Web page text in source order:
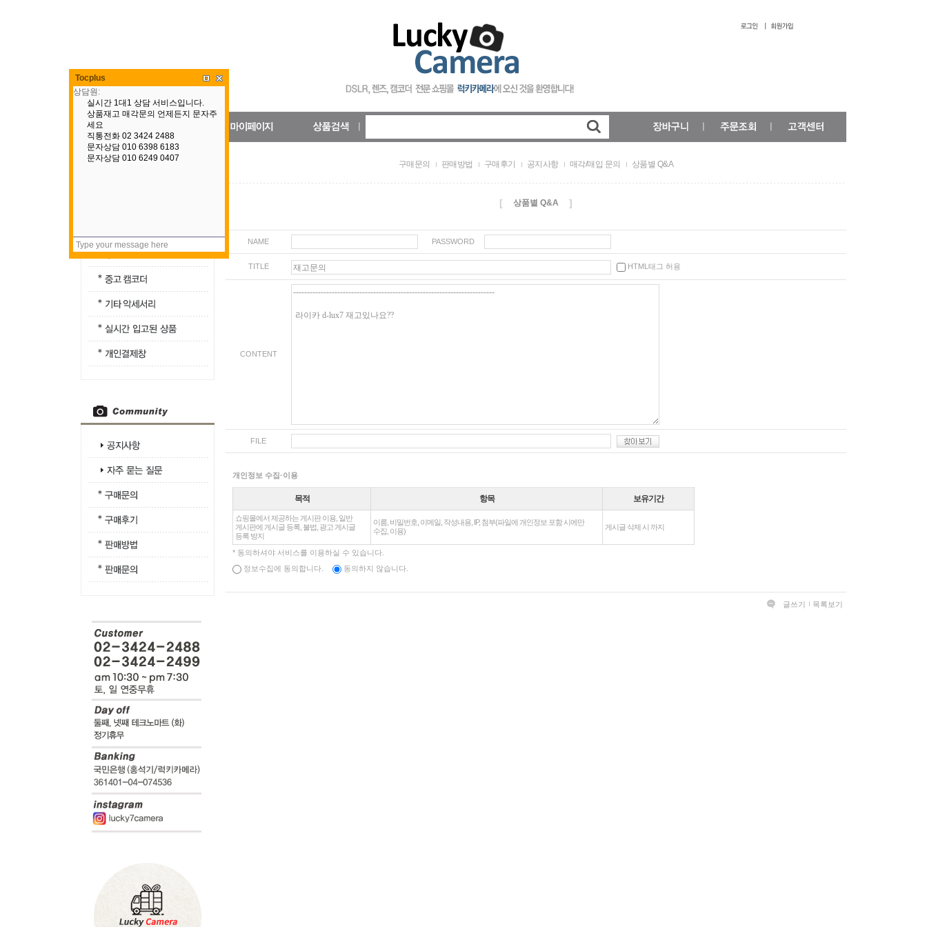
구매문의 판매방법 구매후기 공지사항 매각/매입 문의 상품별 Q&A
[ 상품별 Q&A ]
NAME PASSWORD
TITLE HTML태그 허용
CONTENT
FILE
개인정보 수집·이용
목적 항목 보유기간
쇼핑몰에서 제공하는 게시판 이용, 일반
게시판에 게시글 등록, 불법, 광고 게시글
등록 방지
이름, 비밀번호, 이메일, 작성내용, IP, 첨부(파일에 개인정보 포함 시에만
수집, 이용)
게시글 삭제 시 까지
* 동의하셔야 서비스를 이용하실 수 있습니다.
정보수집에 동의합니다.
동의하지 않습니다.
글쓰기 목록보기
Tocplus